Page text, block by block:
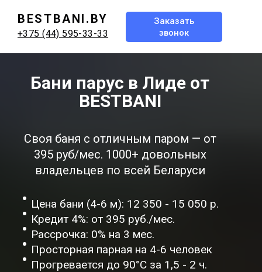
+375 (44) 595-33-33
Заказать
звонок
BESTBANI.BY
Своя баня с отличным паром — от
395 руб/мес. 1000+ довольных
владельцев по всей Беларуси
Цена бани (4-6 м): 12 350 - 15 050 р.
Кредит 4%: от 395 руб./мес.
Рассрочка: 0% на 3 мес.
Просторная парная на 4-6 человек
Прогревается до 90°C за 1,5 - 2 ч.
Бани парус в Лиде от
BESTBANI